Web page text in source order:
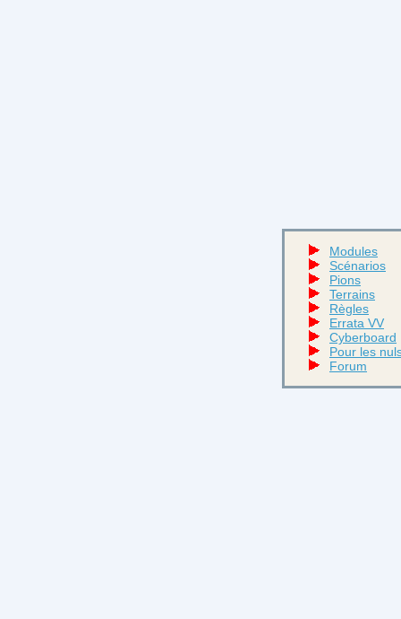
Modules
Scénarios
Pions
Terrains
Règles
Errata VV
Cyberboard
Pour les
Forum